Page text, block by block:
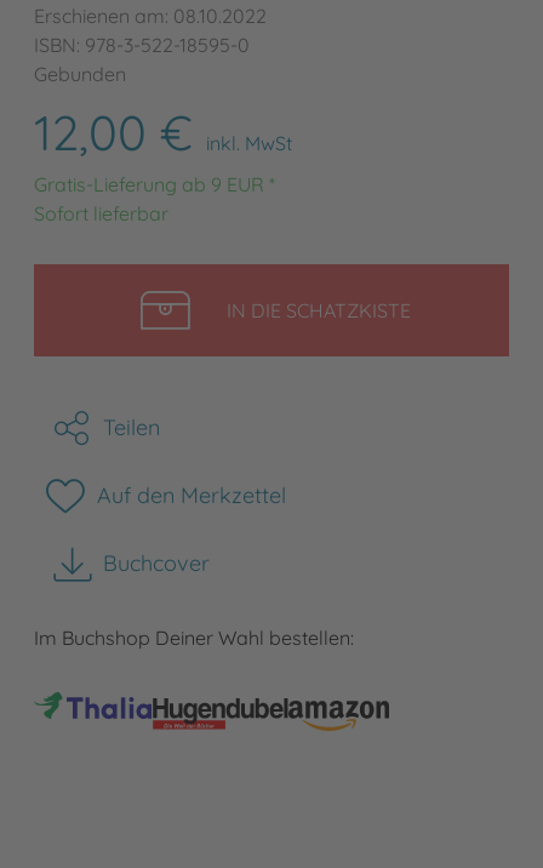
Erschienen am: 08.10.2022
ISBN: 978-3-522-18595-0
Gebunden
12,00 €
inkl. MwSt
Gratis-Lieferung ab 9 EUR *
Sofort lieferbar
IN DIE SCHATZKISTELEGEN
Teilen
Auf den Merkzettel
Buchcover
herunterladen
Im Buchshop Deiner Wahl bestellen: